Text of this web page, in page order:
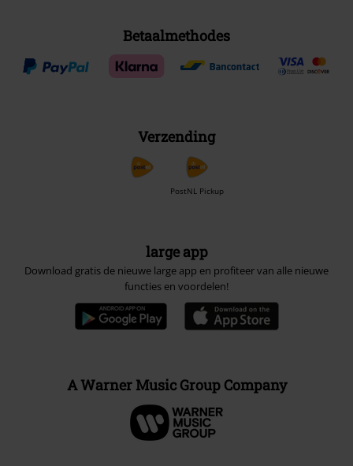
Betaalmethodes
Verzending
PostNL Pickup
large app
Download gratis de nieuwe large app en profiteer van alle nieuwe
functies en voordelen!
A Warner Music Group Company